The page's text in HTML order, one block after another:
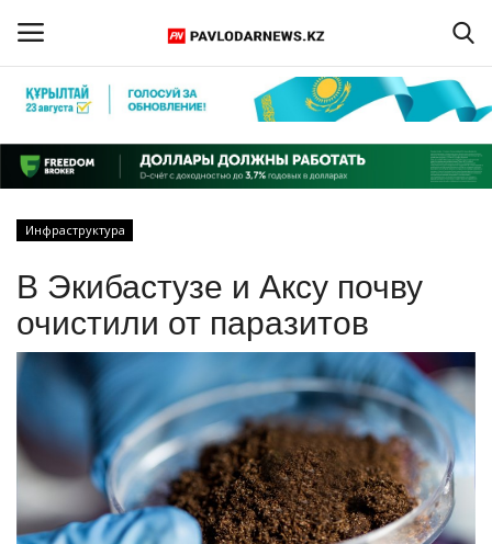
Регистрация
Главная
ПАВЛОДАРСКАЯ ОБЛАСТЬ
КАЗАХСТАН
МИР
СПЕЦПРОЕКТЫ
СПОРТ
Инфраструктура
В Экибастузе и Аксу почву
очистили от паразитов